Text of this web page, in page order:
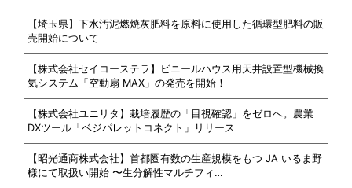
【埼玉県】下水汚泥燃焼灰肥料を原料に使用した循環型肥料の販
売開始について
【株式会社セイコーステラ】ビニールハウス用天井設置型機械換
気システム「空動扇 MAX」の発売を開始！
【株式会社ユニリタ】栽培履歴の「目視確認」をゼロへ。農業
DXツール「ベジパレットコネクト」リリース
【昭光通商株式会社】首都圏有数の生産規模をもつ JA いるま野
様にて取扱い開始 〜生分解性マルチフィ…